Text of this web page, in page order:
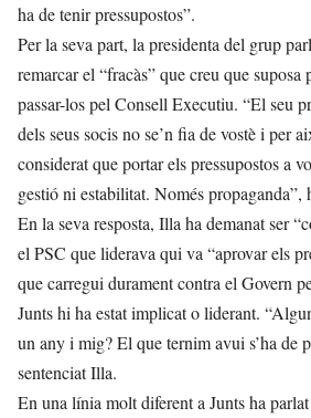
ha de tenir pressupostos”.
Per la seva part, la presidenta del grup
remarcar el “fracàs” que creu que
passar-los pel Consell Executiu. “El seu
dels seus socis no se’n fia de vostè i per
considerat que portar els pressupostos a
gestió ni estabilitat. Només propaganda”,
En la seva resposta, Illa ha demanat ser
el PSC que liderava qui va “aprovar els
que carregui durament contra el Govern
Junts hi ha estat implicat o liderant.
un any i mig? El que ternim avui s’ha de
sentenciat Illa.
En una línia molt diferent a Junts ha